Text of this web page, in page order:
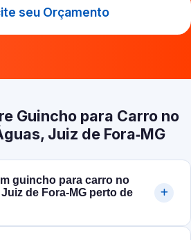
seu Orçamento
Guincho para Carro no
Juiz de Fora‑MG
guincho para carro no
de Fora‑MG perto de